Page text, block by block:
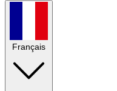
Français